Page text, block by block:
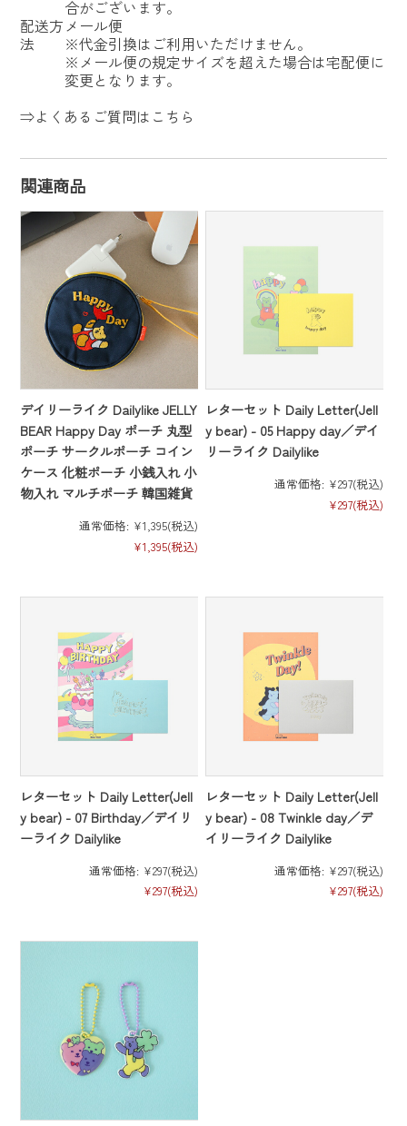
合がございます。
配送方
法
メール便
※代金引換はご利用いただけません。
※メール便の規定サイズを超えた場合は宅配便に
変更となります。
⇒よくあるご質問はこちら
関連商品
デイリーライク Dailylike JELLY
BEAR Happy Day ポーチ 丸型
ポーチ サークルポーチ コイン
ケース 化粧ポーチ 小銭入れ 小
物入れ マルチポーチ 韓国雑貨
通常価格: ¥1,395(税込)
¥1,395(税込)
レターセット Daily Letter(Jell
y bear) - 05 Happy day／デイ
リーライク Dailylike
通常価格: ¥297(税込)
¥297(税込)
レターセット Daily Letter(Jell
y bear) - 07 Birthday／デイリ
ーライク Dailylike
通常価格: ¥297(税込)
¥297(税込)
レターセット Daily Letter(Jell
y bear) - 08 Twinkle day／デ
イリーライク Dailylike
通常価格: ¥297(税込)
¥297(税込)